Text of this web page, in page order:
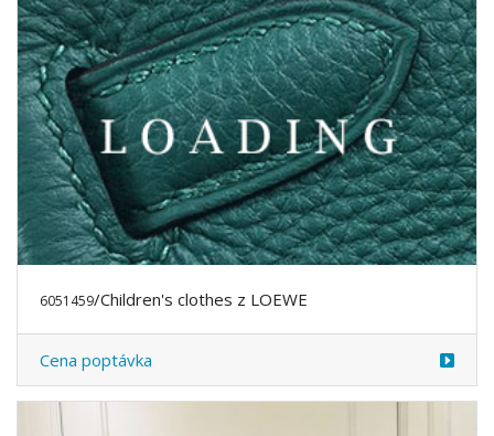
6051459/Children's clothes z LOEWE
Cena poptávka